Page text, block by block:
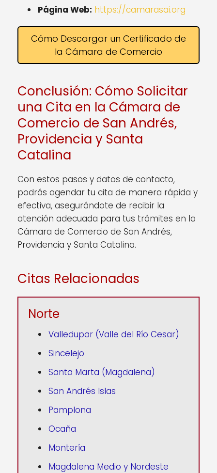
Página Web: https://camarasai.org
Cómo Descargar un Certificado de
la Cámara de Comercio
Conclusión: Cómo Solicitar
una Cita en la Cámara de
Comercio de San Andrés,
Providencia y Santa
Catalina
Con estos pasos y datos de contacto,
podrás agendar tu cita de manera rápida y
efectiva, asegurándote de recibir la
atención adecuada para tus trámites en la
Cámara de Comercio de San Andrés,
Providencia y Santa Catalina.
Citas Relacionadas
Norte
Valledupar (Valle del Río Cesar)
Sincelejo
Santa Marta (Magdalena)
San Andrés Islas
Pamplona
Ocaña
Montería
Magdalena Medio y Nordeste